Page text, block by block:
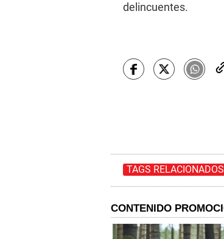
delincuentes.
TAGS RELACIONADOS